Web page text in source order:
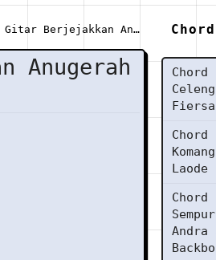
Berjejakkan Anugerah - Maria Shandi
Anugerah
Chord
Chord
Laode
Chord
Andra